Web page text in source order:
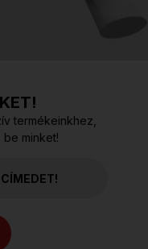
termékeinkhez,
minket!